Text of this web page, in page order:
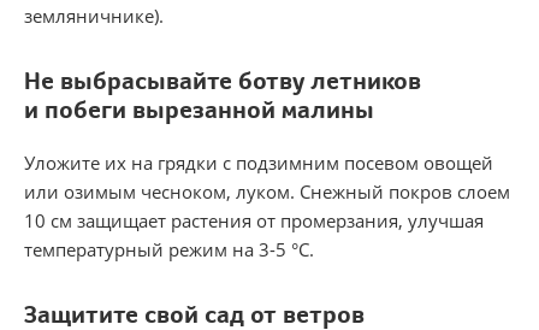
земляничнике).
Не выбрасывайте ботву летников
и побеги вырезанной малины
Уложите их на грядки с подзимним посевом овощей
или озимым чесноком, луком. Снежный покров слоем
10 см защищает растения от промерзания, улучшая
температурный режим на 3-5 °С.
Защитите свой сад от ветров